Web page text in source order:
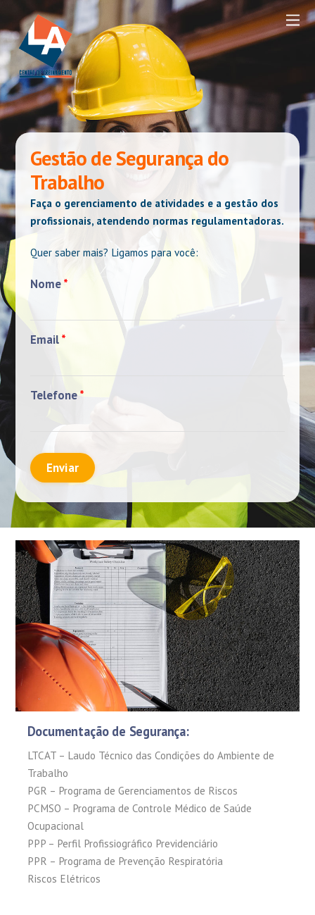
Gestão de Segurança do
Trabalho
Faça o gerenciamento de atividades e a gestão dos
profissionais, atendendo normas regulamentadoras.
Quer saber mais? Ligamos para você:
Nome*
Email*
Telefone*
Enviar
Documentação de Segurança:
LTCAT – Laudo Técnico das Condições do Ambiente de
Trabalho
PGR – Programa de Gerenciamentos de Riscos
PCMSO – Programa de Controle Médico de Saúde
Ocupacional
PPP – Perfil Profissiográfico Previdenciário
PPR – Programa de Prevenção Respiratória
Riscos Elétricos